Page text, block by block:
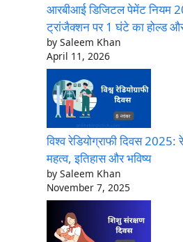
आरबीआई डिजिटल पेमेंट नियम
ट्रांजैक्शन पर 1 घंटे का होल्ड और
by Saleem Khan
April 11, 2026
विश्व रेडियोग्राफी दिवस 2025:
महत्व, इतिहास और भविष्य
by Saleem Khan
November 7, 2025